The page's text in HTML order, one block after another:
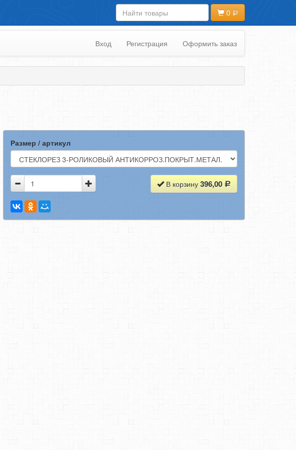
0
Вход Регистрация Оформить заказ
Размер / артикул
В корзину 396,00